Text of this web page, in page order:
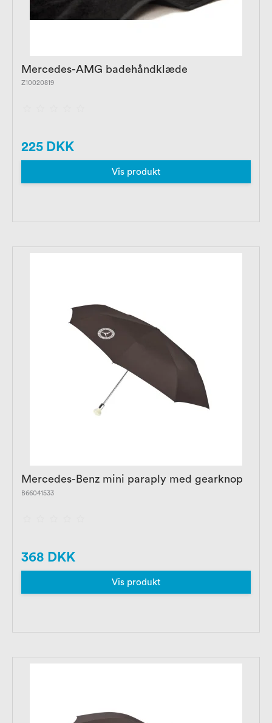
Mercedes-AMG badehåndklæde
Z10020819
225 DKK
Vis produkt
Mercedes-Benz mini paraply med gearknop
B66041533
368 DKK
Vis produkt